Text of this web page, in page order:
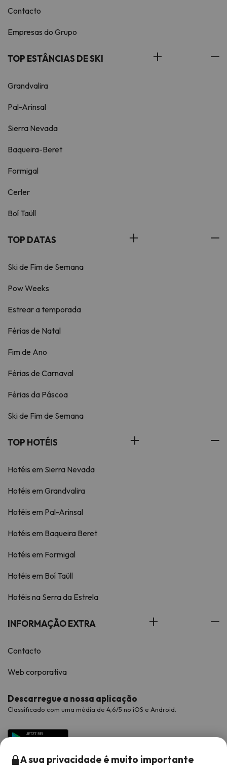
Contacto
Empresas do Grupo
TOP ESTÂNCIAS DE SKI
Grandvalira
Pal-Arinsal
Sierra Nevada
Baqueira-Beret
Formigal
Cerler
Boí Taüll
TOP DATAS
Ski de Fim de Semana
Pow Weeks
Estrear a temporada
Férias de Natal
Fim de Ano
Férias de Carnaval
Férias da Páscoa
Ski de Fim de Semana
TOP HOTÉIS
Hotéis em Sierra Nevada
Hotéis em Grandvalira
Hotéis em Pal-Arinsal
Hotéis em Baqueira Beret
Hotéis em Formigal
Hotéis em Boí Taüll
Hotéis na Serra da Estrela
INFORMAÇÃO EXTRA
Contacto
Web corporativa
Descarregue a nossa aplicação
Classificado com uma média de 4,6/5 no iOS e Android.
A sua privacidade é muito importante